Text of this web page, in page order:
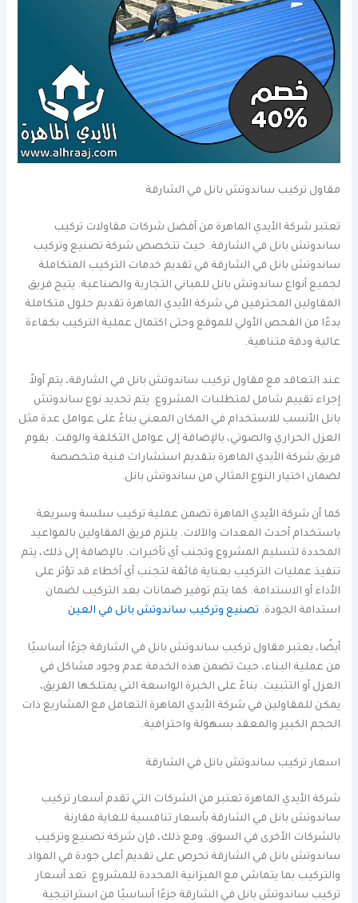
مقاول تركيب ساندوتش بانل في الشارقة
تعتبر شركة الأيدي الماهرة من أفضل شركات مقاولات تركيب
ساندوتش بانل في الشارقة. حيث تتخصص شركة تصنيع وتركيب
ساندوتش بانل في الشارقة في تقديم خدمات التركيب المتكاملة
لجميع أنواع ساندوتش بانل للمباني التجارية والصناعية. يتيح فريق
المقاولين المحترفين في شركة الأيدي الماهرة تقديم حلول متكاملة
بدءًا من الفحص الأولي للموقع وحتى اكتمال عملية التركيب بكفاءة
عالية ودقة متناهية.
عند التعاقد مع مقاول تركيب ساندوتش بانل في الشارقة، يتم أولاً
إجراء تقييم شامل لمتطلبات المشروع. يتم تحديد نوع ساندوتش
بانل الأنسب للاستخدام في المكان المعني بناءً على عوامل عدة مثل
العزل الحراري والصوتي، بالإضافة إلى عوامل التكلفة والوقت. يقوم
فريق شركة الأيدي الماهرة بتقديم استشارات فنية متخصصة
لضمان اختيار النوع المثالي من ساندوتش بانل.
كما أن شركة الأيدي الماهرة تضمن عملية تركيب سلسة وسريعة
باستخدام أحدث المعدات والآلات. يلتزم فريق المقاولين بالمواعيد
المحددة لتسليم المشروع وتجنب أي تأخيرات. بالإضافة إلى ذلك، يتم
تنفيذ عمليات التركيب بعناية فائقة لتجنب أي أخطاء قد تؤثر على
الأداء أو الاستدامة. كما يتم توفير ضمانات بعد التركيب لضمان
استدامة الجودة. تصنيع وتركيب ساندوتش بانل في العين
أيضًا، يعتبر مقاول تركيب ساندوتش بانل في الشارقة جزءًا أساسيًا
من عملية البناء، حيث تضمن هذه الخدمة عدم وجود مشاكل في
العزل أو التثبيت. بناءً على الخبرة الواسعة التي يمتلكها الفريق،
يمكن للمقاولين في شركة الأيدي الماهرة التعامل مع المشاريع ذات
الحجم الكبير والمعقد بسهولة واحترافية.
اسعار تركيب ساندوتش بانل في الشارقة
شركة الأيدي الماهرة تعتبر من الشركات التي تقدم أسعار تركيب
ساندوتش بانل في الشارقة بأسعار تنافسية للغاية مقارنة
بالشركات الأخرى في السوق. ومع ذلك، فإن شركة تصنيع وتركيب
ساندوتش بانل في الشارقة تحرص على تقديم أعلى جودة في المواد
والتركيب بما يتماشى مع الميزانية المحددة للمشروع. تعد أسعار
تركيب ساندوتش بانل في الشارقة جزءًا أساسيًا من استراتيجية